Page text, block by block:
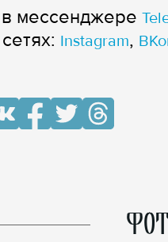
в мессенджере
Instagram,